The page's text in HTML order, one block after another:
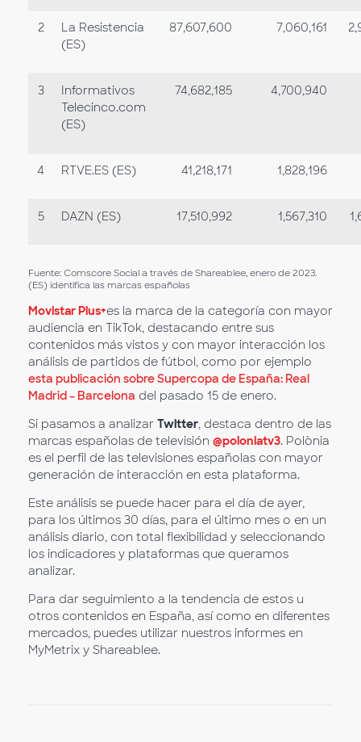
2
La Resistencia
(ES)
87,607,600 7,060,161
3
Informativos
Telecinco.com
(ES)
74,682,185 4,700,940
4 RTVE.ES (ES) 41,218,171 1,828,196
5 DAZN (ES) 17,510,992 1,567,310
Fuente: Comscore Social a través de Shareablee, enero de 2023.
(ES) identifica las marcas españolas
Movistar Plus+es la marca de la categoría con mayor
audiencia en TikTok, destacando entre sus
contenidos más vistos y con mayor interacción los
análisis de partidos de fútbol, como por ejemplo
esta publicación sobre Supercopa de España: Real
Madrid – Barcelona del pasado 15 de enero.
Si pasamos a analizar Twitter , destaca dentro de las
marcas españolas de televisión @poloniatv3. Polònia
es el perfil de las televisiones españolas con mayor
generación de interacción en esta plataforma.
Este análisis se puede hacer para el día de ayer,
para los últimos 30 días, para el último mes o en un
análisis diario, con total flexibilidad y seleccionando
los indicadores y plataformas que queramos
analizar.
Para dar seguimiento a la tendencia de estos u
otros contenidos en España, así como en diferentes
mercados, puedes utilizar nuestros informes en
MyMetrix y Shareablee.